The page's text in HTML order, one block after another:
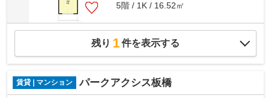
5階 / 1K / 16.52㎡
残り 1件を表示する
賃貸 | マンション パークアクシス板橋